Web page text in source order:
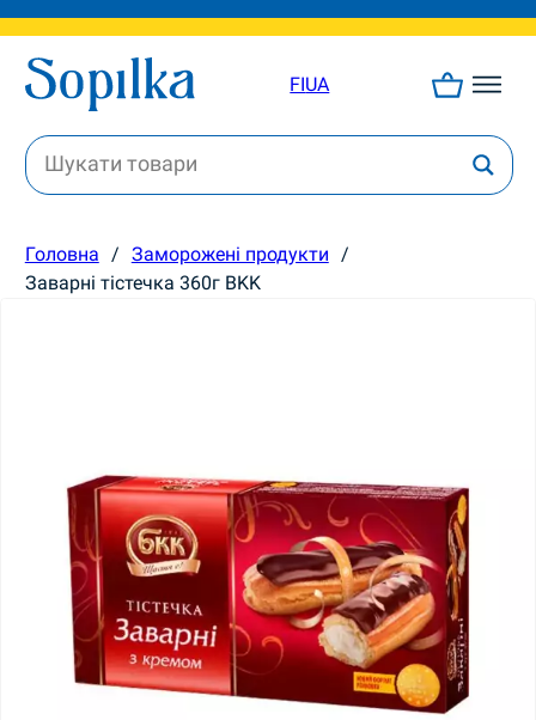
FIUA
Головна / Заморожені продукти /
Заварні тістечка 360г BKK